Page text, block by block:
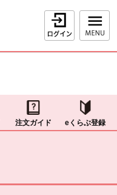
ログイン
注文ガイド eくらぶ登録